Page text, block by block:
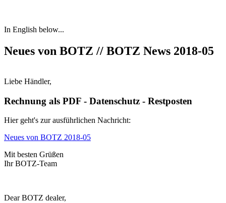
In English below...
Neues von BOTZ // BOTZ News 2018-05
Liebe Händler,
Rechnung als PDF - Datenschutz - Restposten
Hier geht's zur ausführlichen Nachricht:
Neues von BOTZ 2018-05
Mit besten Grüßen
Ihr BOTZ-Team
Dear BOTZ dealer,